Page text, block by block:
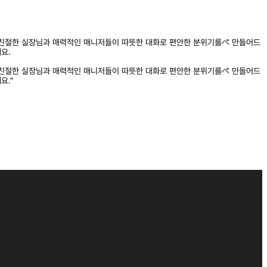
한 실장님과 매력적인 매니저들이 따뜻한 대화로 편안한 분위기를ぺ 만들어드
.
한 실장님과 매력적인 매니저들이 따뜻한 대화로 편안한 분위기를ぺ 만들어드
."